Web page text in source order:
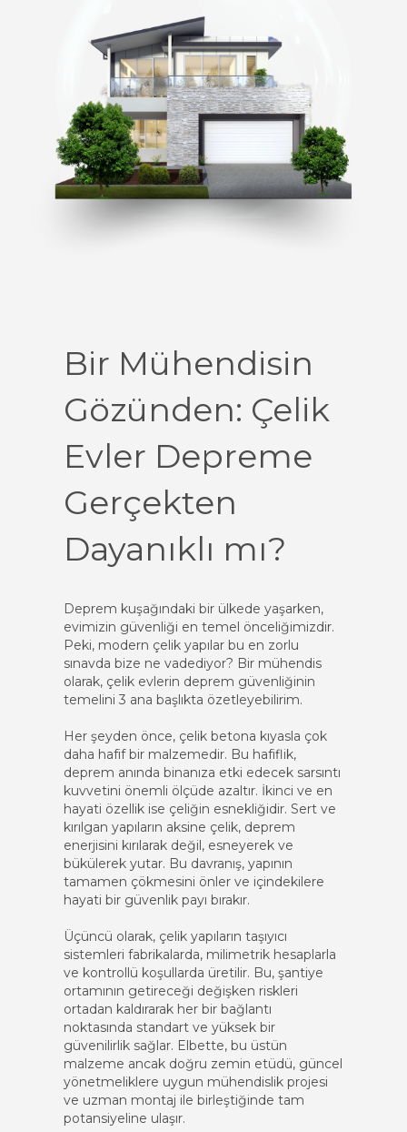
Bir Mühendisin
Gözünden: Çelik
Evler Depreme
Gerçekten
Dayanıklı mı?
Deprem kuşağındaki bir ülkede yaşarken,
evimizin güvenliği en temel önceliğimizdir.
Peki, modern çelik yapılar bu en zorlu
sınavda bize ne vadediyor? Bir mühendis
olarak, çelik evlerin deprem güvenliğinin
temelini 3 ana başlıkta özetleyebilirim.
Her şeyden önce, çelik betona kıyasla çok
daha hafif bir malzemedir. Bu hafiflik,
deprem anında binanıza etki edecek sarsıntı
kuvvetini önemli ölçüde azaltır. İkinci ve en
hayati özellik ise çeliğin esnekliğidir. Sert ve
kırılgan yapıların aksine çelik, deprem
enerjisini kırılarak değil, esneyerek ve
bükülerek yutar. Bu davranış, yapının
tamamen çökmesini önler ve içindekilere
hayati bir güvenlik payı bırakır.
Üçüncü olarak, çelik yapıların taşıyıcı
sistemleri fabrikalarda, milimetrik hesaplarla
ve kontrollü koşullarda üretilir. Bu, şantiye
ortamının getireceği değişken riskleri
ortadan kaldırarak her bir bağlantı
noktasında standart ve yüksek bir
güvenilirlik sağlar. Elbette, bu üstün
malzeme ancak doğru zemin etüdü, güncel
yönetmeliklere uygun mühendislik projesi
ve uzman montaj ile birleştiğinde tam
potansiyeline ulaşır.